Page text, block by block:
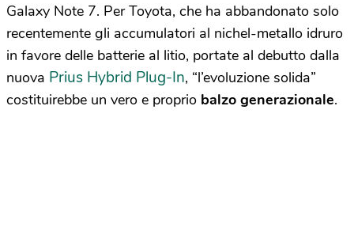
Galaxy Note 7. Per Toyota, che ha abbandonato solo
recentemente gli accumulatori al nichel-metallo idruro
in favore delle batterie al litio, portate al debutto dalla
nuova Prius Hybrid Plug-In, “l’evoluzione solida”
costituirebbe un vero e proprio balzo generazionale.